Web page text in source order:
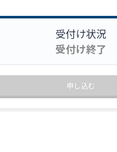
受付け状況
受付け終了
申し込む